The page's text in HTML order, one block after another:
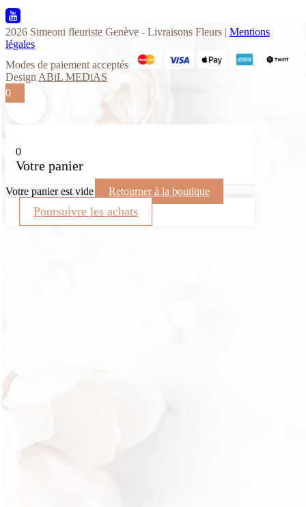
2026 Simeoni fleuriste Genève - Livraisons Fleurs | Mentions
légales
Modes de paiement acceptés
Design ABiL MEDiAS
0
0
Votre panier
Votre panier est vide Retourner à la boutique
Poursuivre les achats